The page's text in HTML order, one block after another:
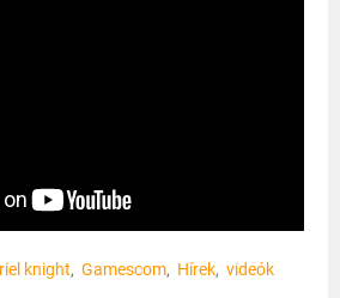
knight Gamescom Hírek videók